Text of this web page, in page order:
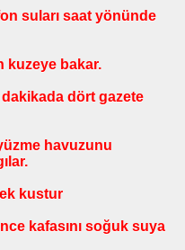
suları saat yönünde
kuzeye bakar.
dört gazete
havuzunu
kustur
kafasını soğuk suya